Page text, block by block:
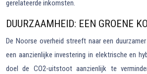
gerelateerde inkomsten.
DUURZAAMHEID: EEN GROENE
De Noorse overheid streeft naar een
een aanzienlijke investering in elektrische en
doel de CO2-uitstoot aanzienlijk te